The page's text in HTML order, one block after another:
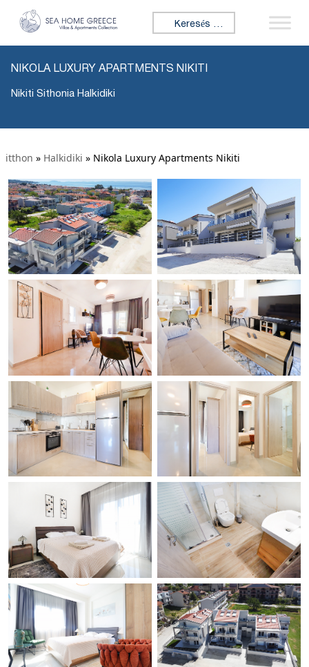
Keresés:
NIKOLA LUXURY APARTMENTS NIKITI
Nikiti Sithonia Halkidiki
itthon » Halkidiki » Nikola Luxury Apartments Nikiti